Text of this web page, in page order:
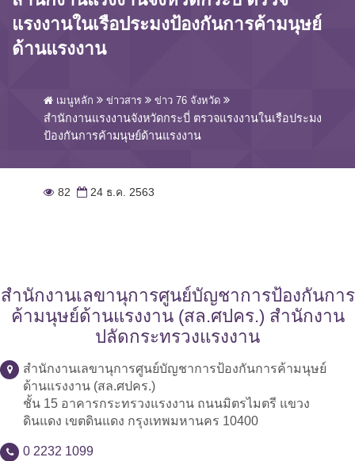
แรงงานในเรือประมงป้องกันการค้ามนุษย์
ด้านแรงงาน
เมนูหลัก ข่าวสาร ข่าว 76 จังหวัด
สำนักงานแรงงานจังหวัดกระบี่ ตรวจแรงงานในเรือประมง
ป้องกันการค้ามนุษย์ด้านแรงงาน
82 24 ธ.ค. 2563
สำนักงานเลขานุการศูนย์บัญชาการป้องกันการ
ค้ามนุษย์ด้านแรงงาน (สล.ศปคร.) สำนักงาน
ปลัดกระทรวงแรงงาน
สำนักงานเลขานุการศูนย์บัญชาการป้องกันการค้ามนุษย์
ด้านแรงงาน (สล.ศปคร.)
ชั้น 15 อาคารกระทรวงแรงงาน ถนนมิตรไมตรี แขวง
ดินแดง เขตดินแดง กรุงเทพมหานคร 10400
0 2232 1099